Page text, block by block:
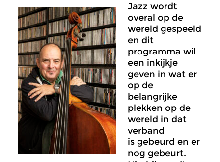
Jazz wordt
overal op de
wereld gespeeld
en dit
programma wil
een inkijkje
geven in wat er
op de
belangrijke
plekken op de
wereld in dat
verband
is gebeurd en er
nog gebeurt.